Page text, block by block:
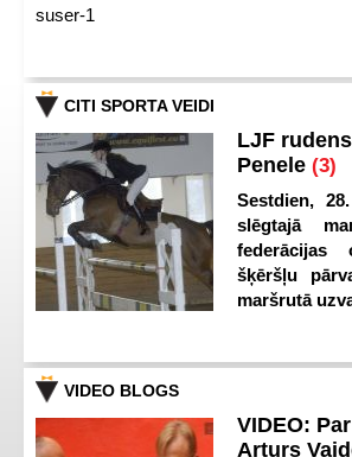
suser-1
CITI SPORTA VEIDI
LJF
Penele (3)
Sestdien,
slēgtajā
federācijas
šķēršļu
maršrutā
VIDEO BLOGS
VIDEO:
Arturs